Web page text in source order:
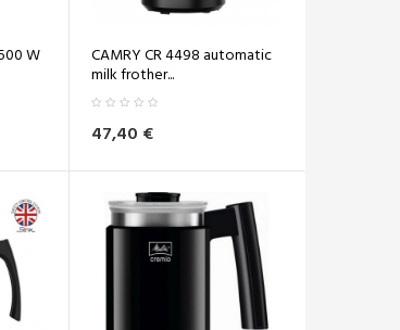
W CAMRY CR 4498 automatic
milk frother...
47,40 €